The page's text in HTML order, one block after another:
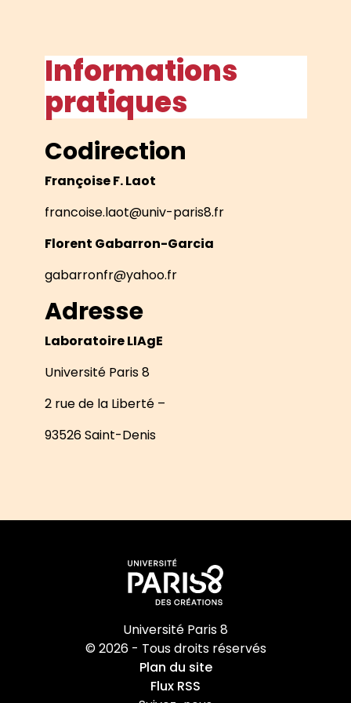
Informations
pratiques
Codirection
Françoise F. Laot
francoise.laot@univ-paris8.fr
Florent Gabarron-Garcia
gabarronfr@yahoo.fr
Adresse
Laboratoire LIAgE
Université Paris 8
2 rue de la Liberté –
93526 Saint-Denis
Université Paris 8
© 2026 - Tous droits réservés
Plan du site
Flux RSS